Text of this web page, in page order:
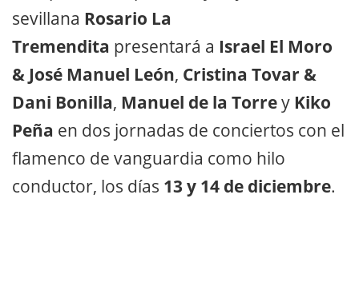
sevillana Rosario La
Tremendita presentará a Israel El Moro
& José Manuel León, Cristina Tovar &
Dani Bonilla, Manuel de la Torrey Kiko
Peña en dos jornadas de conciertos con el
flamenco de vanguardia como hilo
conductor, los días 13 y 14 de diciembre.